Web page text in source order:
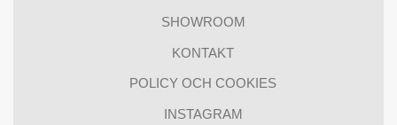
SHOWROOM
KONTAKT
POLICY OCH COOKIES
INSTAGRAM